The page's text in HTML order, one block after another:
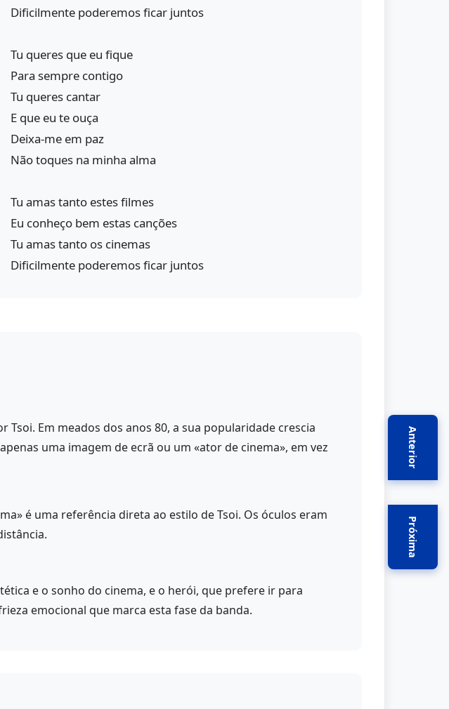
Anterior
Próxima
Dificilmente poderemos ficar juntos
Tu queres que eu fique
Para sempre contigo
Tu queres cantar
E que eu te ouça
Deixa-me em paz
Não toques na minha alma
Tu amas tanto estes filmes
Eu conheço bem estas canções
Tu amas tanto os cinemas
Dificilmente poderemos ficar juntos
Em meados dos anos 80, a sua popularidade crescia
uma imagem de ecrã ou um «ator de cinema», em vez
é uma referência direta ao estilo de Tsoi. Os óculos eram
e o sonho do cinema, e o herói, que prefere ir para
emocional que marca esta fase da banda.